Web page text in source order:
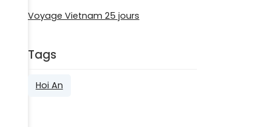
Voyage Vietnam 25 jours
Tags
Hoi An